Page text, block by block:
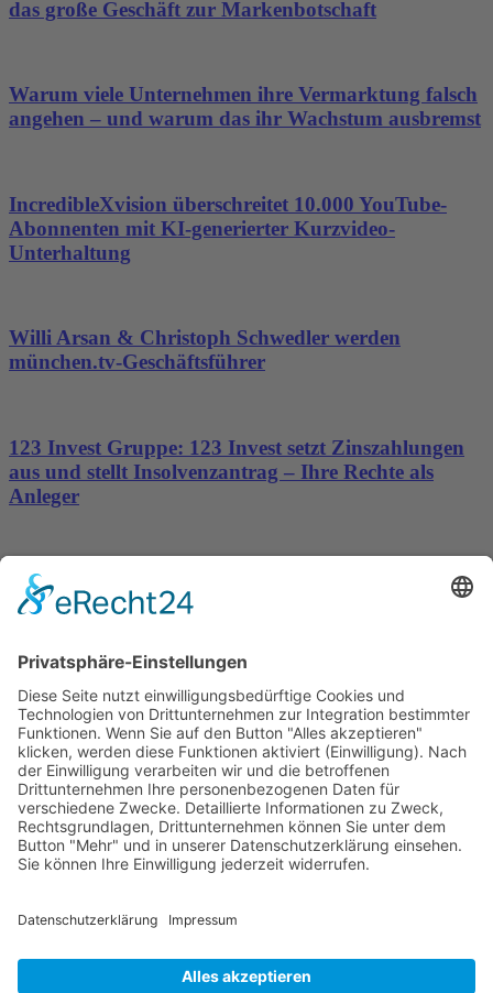
das große Geschäft zur Markenbotschaft
Warum viele Unternehmen ihre Vermarktung falsch
angehen – und warum das ihr Wachstum ausbremst
IncredibleXvision überschreitet 10.000 YouTube-
Abonnenten mit KI-generierter Kurzvideo-
Unterhaltung
Willi Arsan & Christoph Schwedler werden
münchen.tv-Geschäftsführer
123 Invest Gruppe: 123 Invest setzt Zinszahlungen
aus und stellt Insolvenzantrag – Ihre Rechte als
Anleger
Dronus sichert sich 15 Millionen Dollar und treibt
den Aufbau autonomer Luftinfrastruktur voran
Wichtiges
Impressum
Datenschutz
Kooperation
Werbung
Presse- und Öffentlichkeitsarbeit
Aktuelles
Themenwelt